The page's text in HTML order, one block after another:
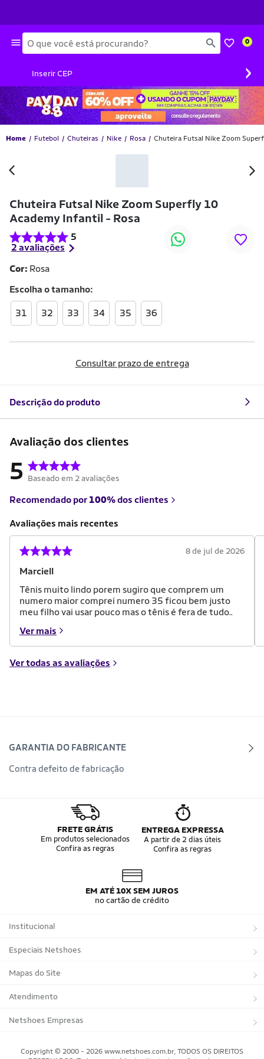
Busca 0
Inserir CEP ›
Home Futebol Chuteiras Nike Rosa Chuteira Futsal Nike Zoom
Chuteira Futsal Nike Zoom Superfly 10
Academy Infantil - Rosa
5
2 avaliações
-46% OFF
Cor: Rosa
Escolha otamanho
31 32 33 34 35 36
Consultar prazo de entrega
Descrição do produto
Avaliação dos clientes
5 Baseado em 2 avaliações
Recomendado por 100%dos clientes
Avaliações mais recentes
Marciell
8 de jul de 2026
Tênis muito lindo porem sugiro que comprem um
numero maior comprei numero 35 ficou bem justo
meu filho vai usar pouco mas o tênis é fera de tudo..
Ver mais
Ver todas as avaliações
GARANTIA DO FABRICANTE
Contra defeito de fabricação
FRETE GRÁTIS
Em produtos selecionados
Confira as regras
ENTREGA EXPRESSA
A partir de 2 dias úteis
Confira as regras
EM ATÉ 10X SEM JUROS
no cartão de crédito
Institucional
Sobre a Netshoes
Política de Privacidade
Programa de Afiliados
Regulamentos
Especiais Netshoes
Suplementos
Corrida
Bicicletas
Mapas do Site
Marcas
Tipos de Produtos
Atendimento
Trocas e devoluções
Netshoes Empresas
Copyright © 2000 - 2026 www.netshoes.com.br, TODOS OS DIREITOS